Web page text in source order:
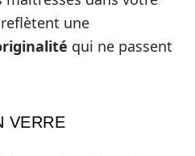
une
qui ne passent
VERRE